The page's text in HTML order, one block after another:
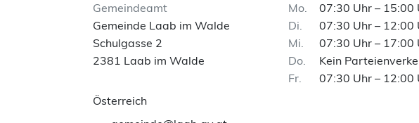
Gemeindeamt
Gemeinde Laab im Walde
Schulgasse 2
2381 Laab im Walde
Österreich
Mo
07:30 Uhr – 15:00
Di
07:30 Uhr – 12:00
Mi
07:30 Uhr – 17:00
Do
Kein
Fr
07:30 Uhr – 12:00